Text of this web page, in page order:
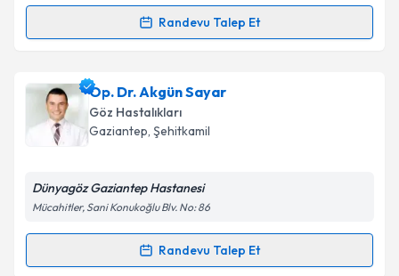
kapsamda işlenmesini kabul ediyorum.
Randevu Talep Et
Randevu Takvimi Talebi
Op. Dr. Tayyar Karadağiçin randevu takvimi talebi
oluşturun. Size bu uzmandan randevu almanız için bir
takvim hazırlandığında e-posta ile bilgilendireceğiz.
Kişisel verilerimin işlenmesine ilişkin
Metni'ni okudum ve kişisel verilerimin belirtilen
Op. Dr. Akgün Sayar
Göz Hastalıkları
Gaziantep, Şehitkamil
Dünyagöz Gaziantep Hastanesi
Mücahitler, Sani Konukoğlu Blv. No: 86
Randevu Talep Et
Randevu Takvimi Talebi